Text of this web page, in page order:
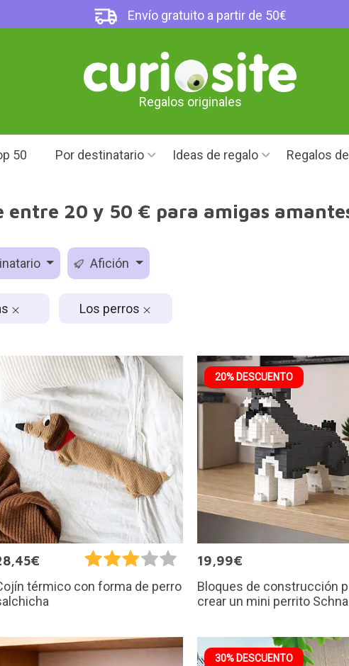
Envío gratuito a partir de 50€
Regalos originales
50 Por destinatario Ideas de regalo Regalos
entre 20 y 50 € para amigas
Afición
Los perros
térmico con forma de perro
20% DESCUENTO
19,99€
Bloques de construcción
crear un mini perrito
30% DESCUENTO